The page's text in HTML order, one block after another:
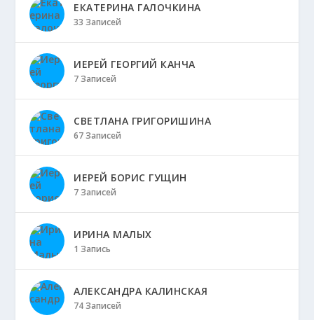
ЕКАТЕРИНА ГАЛОЧКИНА
33 Записей
ИЕРЕЙ ГЕОРГИЙ КАНЧА
7 Записей
СВЕТЛАНА ГРИГОРИШИНА
67 Записей
ИЕРЕЙ БОРИС ГУЩИН
7 Записей
ИРИНА МАЛЫХ
1 Запись
АЛЕКСАНДРА КАЛИНСКАЯ
74 Записей